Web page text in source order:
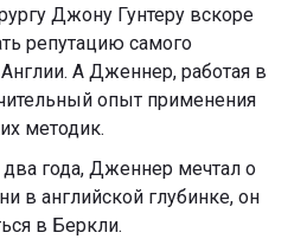
Джону Гунтеру вскоре
репутацию самого
А Дженнер, работая в
опыт применения
методик.
года, Дженнер мечтал о
в английской глубинке, он
в Беркли.